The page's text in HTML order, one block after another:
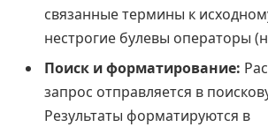
связанные термины к
нестрогие булевы операторы
Поиск и форматирование:
запрос отправляется в
Результаты форматируются в